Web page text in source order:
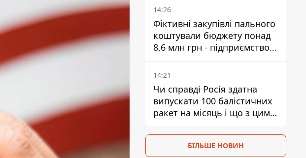
14:26
Фіктивні закупівлі пального
коштували бюджету понад
8,6 млн грн - підприємство
відшкодувало збитки
14:21
Чи справді Росія здатна
випускати 100 балістичних
ракет на місяць і що з цим
БІЛЬШЕ НОВИН